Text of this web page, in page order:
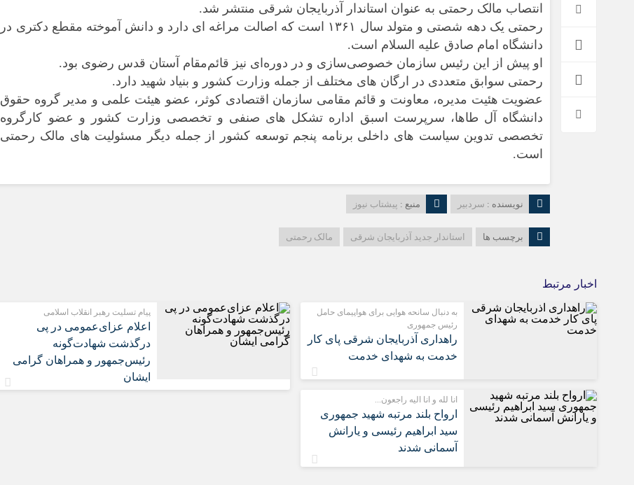
انتصاب مالک رحمتی به عنوان استاندار آذربایجان شرقی منتشر شد.
رحمتی یک دهه شصتی و متولد سال ۱۳۶۱ است که اصالت مراغه ای دارد و دانش آموخته مقطع دکتری در
دانشگاه امام صادق علیه السلام است.
او پیش از این رئیس سازمان خصوصی‌سازی و در دوره‌ای نیز قائم‌مقام آستان قدس رضوی بود.
رحمتی سوابق متعددی در ارگان های مختلف از جمله وزارت کشور و بنیاد شهید دارد.
عضویت هئیت مدیره، معاونت و قائم مقامی سازمان اقتصادی کوثر، عضو هیئت علمی و مدیر گروه حقوق
دانشگاه آل طاها، سرپرست اسبق اداره تشکل های صنفی و تخصصی وزارت کشور و عضو کارگروه
تخصصی تدوین سیاست های داخلی برنامه پنجم توسعه کشور از جمله دیگر مسئولیت های مالک رحمتی
است.
نویسنده : سردبیر منبع : پیشتاب نیوز
برچسب ها استاندار جدید آذربایجان شرقی مالک رحمتی
اخبار مرتبط
به دنبال سانحه هوایی برای هواپیمای حامل
رئیس جمهوری
راهداری آذربایجان شرقی پای کار
خدمت به شهدای خدمت
پیام تسلیت رهبر انقلاب اسلامی
اعلام عزای‌عمومی در پی
درگذشت شهادت‌گونه
رئیس‌جمهور و همراهان گرامی
ایشان
انا لله و انا الیه راجعون...
ارواح بلند مرتبه شهید جمهوری
سید ابراهیم رئیسی و یارانش
آسمانی شدند